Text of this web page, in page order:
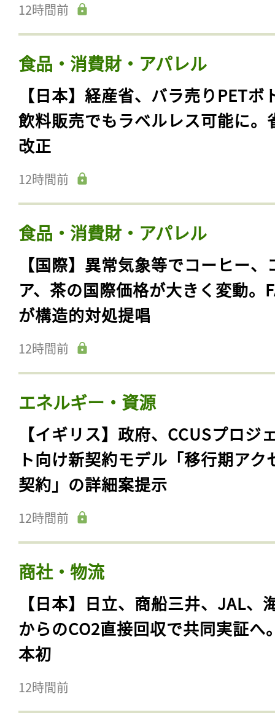
12時間前
食品・消費財・アパレル
【日本】経産省、バラ売りPETボ
飲料販売でもラベルレス可能に。
改正
12時間前
食品・消費財・アパレル
【国際】異常気象等でコーヒー、
ア、茶の国際価格が大きく変動。
が構造的対処提唱
12時間前
エネルギー・資源
【イギリス】政府、CCUSプロジ
ト向け新契約モデル「移行期アク
契約」の詳細案提示
12時間前
商社・物流
【日本】日立、商船三井、JAL、
からのCO2直接回収で共同実証へ
本初
12時間前